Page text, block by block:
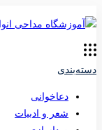
دسته‌بندی
دعاخوانی
شعر و ادبیات